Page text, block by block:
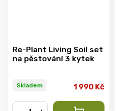
Re-Plant Living Soil set
na pěstování 3 kytek
Skladem 1 990 Kč